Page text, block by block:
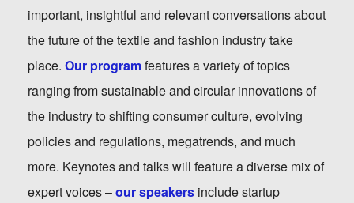
important, insightful and relevant conversations about
the future of the textile and fashion industry take
place. Our programfeatures a variety of topics
ranging from sustainable and circular innovations of
the industry to shifting consumer culture, evolving
policies and regulations, megatrends, and much
more. Keynotes and talks will feature a diverse mix of
expert voices –our speakers include startup